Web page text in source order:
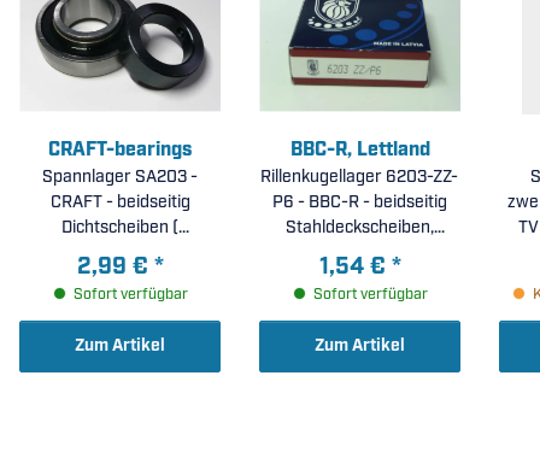
CRAFT-bearings
Spannlager SA203 -
CRAFT - beidseitig
Dichtscheiben (
17x40x19,10mm )
2,99 € *
Sofort verfügbar
Zum Artikel
BBC-R, Lettland
Rillenkugellager 6203-ZZ-
P6 - BBC-R - beidseitig
Stahldeckscheiben,
erhöhte Laufgenauigkeit
P6 ( 17x40x12mm )
1,54 € *
Sofort verfügbar
Zum Artikel